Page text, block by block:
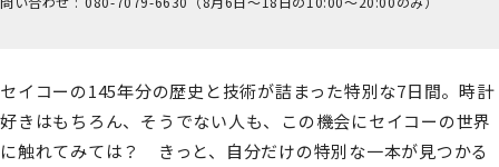
セイコーの145年分の歴史と技術が詰まった特別な7日間。時計
好きはもちろん、そうでない人も、この機会にセイコーの世界
に触れてみては？ きっと、自分だけの特別な一本が見つかる